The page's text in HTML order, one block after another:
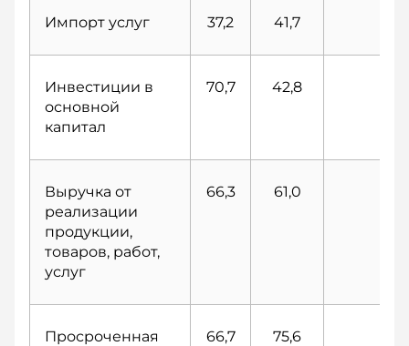
Импорт услуг 37,2 41,7
Инвестиции в
основной
капитал
70,7 42,8
Выручка от
реализации
продукции,
товаров, работ,
услуг
66,3 61,0
Просроченная
66,7 75,6